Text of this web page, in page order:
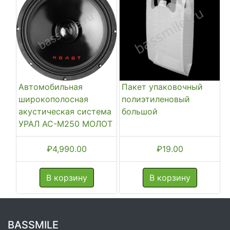
Автомобильная
широкополосная
акустическая система
УРАЛ АС-М250 МОЛОТ
₽4,990.00
В корзину
Пакет упаковочный
полиэтиленовый
большой
₽19.00
В корзину
BASSMILE